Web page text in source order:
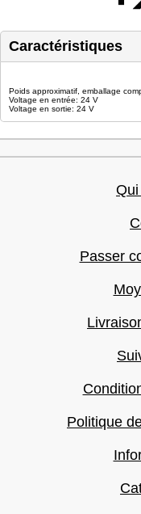
Caractéristiques
Poids approximatif, emballage
Voltage en entrée: 24 V
Voltage en sortie: 24 V
Passer
Politique